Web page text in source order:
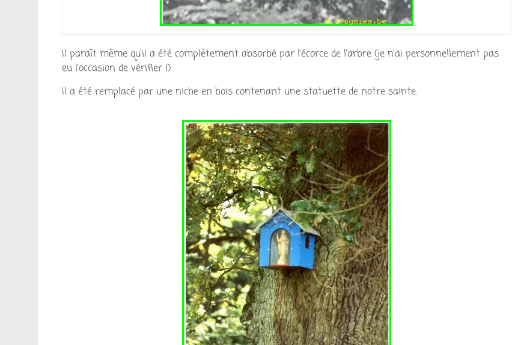
Il paraît même qu’il a été complètement absorbé par l’écorce de l’arbre (je n’ai personnellement pas
eu l’occasion de vérifier !)
Il a été remplacé par une niche en bois contenant une statuette de notre sainte.